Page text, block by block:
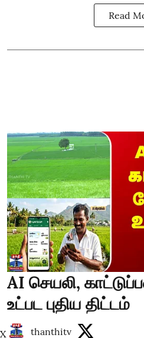
Read
AI செயலி,
உட்பட புதிய திட்டம்
thanthitv
X